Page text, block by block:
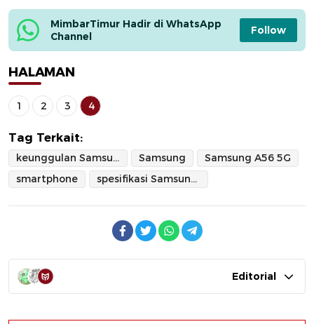
MimbarTimur Hadir di WhatsApp
Channel
Follow
HALAMAN
1 2 3 4
Tag Terkait:
keunggulan Samsung A56 Samsung
Samsung A56 5G
smartphone
spesifikasi Samsung A56
Editorial